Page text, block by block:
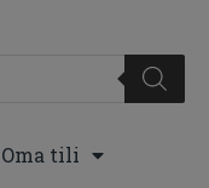
Oma tili